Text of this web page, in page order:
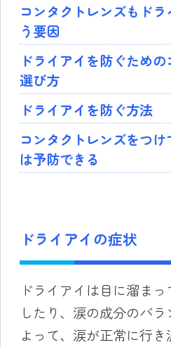
コンタクトレンズもド
う要因
ドライアイを防ぐため
選び方
ドライアイを防ぐ方法
コンタクトレンズをつ
は予防できる
ドライアイの症状
ドライアイは目に溜ま
したり、涙の成分のバ
よって、涙が正常に行